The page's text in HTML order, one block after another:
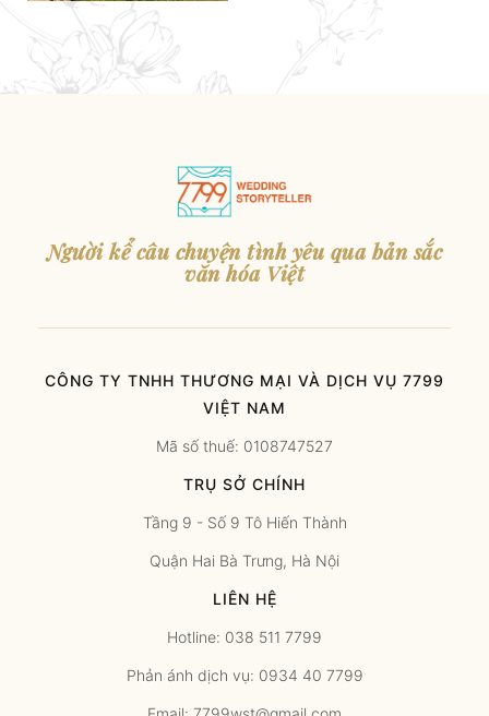
Người kể câu chuyện tình yêu qua bản sắc
văn hóa Việt
CÔNG TY TNHH THƯƠNG MẠI VÀ DỊCH VỤ 7799
VIỆT NAM
Mã số thuế: 0108747527
TRỤ SỞ CHÍNH
Tầng 9 - Số 9 Tô Hiến Thành
Quận Hai Bà Trưng, Hà Nội
LIÊN HỆ
Hotline: 038 511 7799
Phản ánh dịch vụ: 0934 40 7799